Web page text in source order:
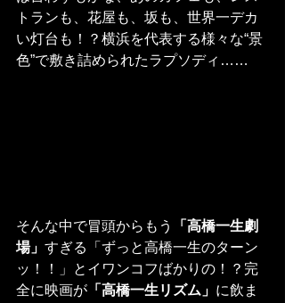
トランも、花屋も、坂も、世界一デカ
い灯台も！？横浜を代表する様々な“景
色”で敷き詰められたラプソディ……
そんな中で冒頭からもう
「高橋一生劇
場」 すぎる「ずっと高橋一生のターン
ッ！！」とイワンコフばかりの！？完
全に映画が 「高橋一生リズム」 に飲ま